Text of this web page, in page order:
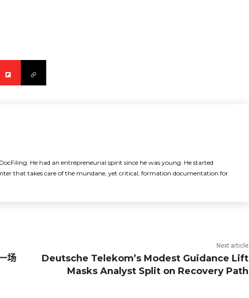
He had an entrepreneurial spirit since he was young. He started
that takes care of the mundane, yet critical, formation documentation for
场
Next article
Deutsche Telekom’s Modest Guidance Lift
Masks Analyst Split on Recovery Path